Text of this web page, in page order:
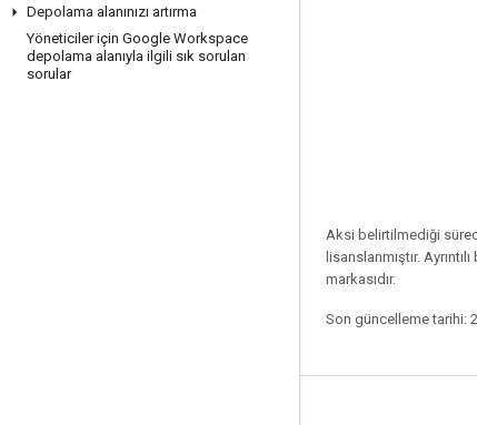
Depolama alanınızı artırma
Yöneticiler için Google Workspace
depolama alanıyla ilgili sık sorulan
sorular
Aksi belirtilmediği
lisanslanmıştır.
markasıdır.
Son güncelleme tarihi: